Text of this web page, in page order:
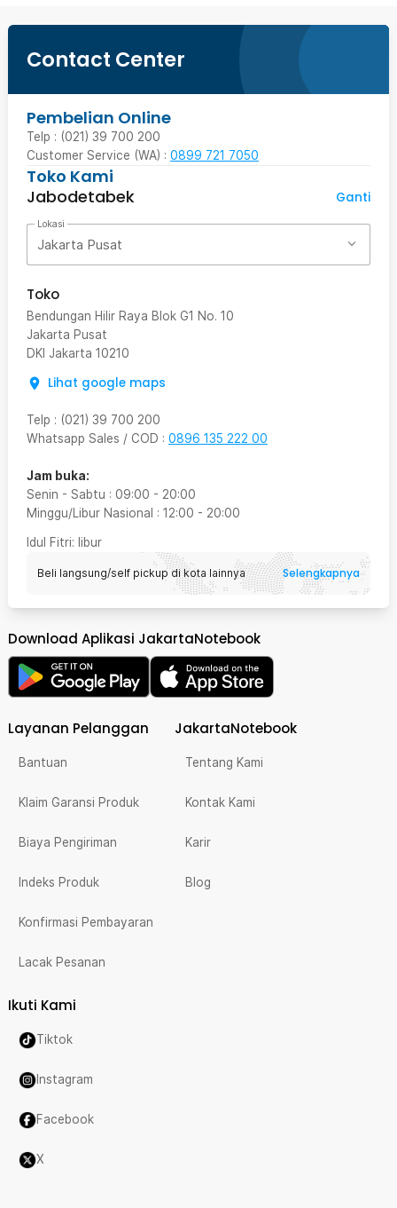
Contact Center
Pembelian Online
Telp : (021) 39 700 200
Customer Service (WA) : 0899 721 7050
Toko Kami
Jabodetabek
Ganti
Lokasi
Jakarta Pusat
Toko
Bendungan Hilir Raya Blok G1 No. 10
Jakarta Pusat
DKI Jakarta 10210
Lihat google maps
Telp : (021) 39 700 200
Whatsapp Sales / COD : 0896 135 222 00
Jam buka:
Senin - Sabtu : 09:00 - 20:00
Minggu/Libur Nasional : 12:00 - 20:00
Idul Fitri: libur
Beli langsung/self pickup di kota lainnya Selengkapnya
Download Aplikasi JakartaNotebook
Layanan Pelanggan
Bantuan
Klaim Garansi Produk
Biaya Pengiriman
Indeks Produk
Konfirmasi Pembayaran
Lacak Pesanan
JakartaNotebook
Tentang Kami
Kontak Kami
Karir
Blog
Ikuti Kami
Tiktok
Instagram
Facebook
X